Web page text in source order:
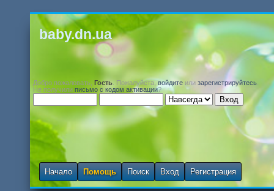
baby.dn.ua
Добро пожаловать, Гость . Пожалуйста,войдите или зарегистрируйтесь
Не получили письмо с кодом активации?
Начало Помощь Поиск Вход Регистрация